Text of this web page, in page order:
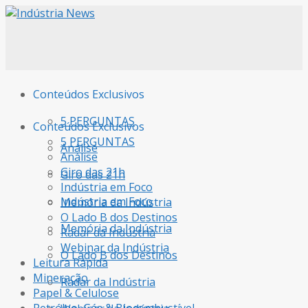
Conteúdos Exclusivos
5 PERGUNTAS
Análise
Giro das 21h
Indústria em Foco
Memória da Indústria
O Lado B dos Destinos
Radar da Indústria
Conteúdos Exclusivos
5 PERGUNTAS
Análise
Giro das 21h
Indústria em Foco
Memória da Indústria
O Lado B dos Destinos
Radar da Indústria
Webinar da Indústria
Leitura Rápida
Mineração
Papel & Celulose